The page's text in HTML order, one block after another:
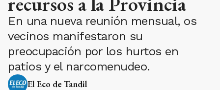
En una nueva reunión mensual, os
vecinos manifestaron su
preocupación por los hurtos en
patios y el narcomenudeo.
El Eco de Tandil